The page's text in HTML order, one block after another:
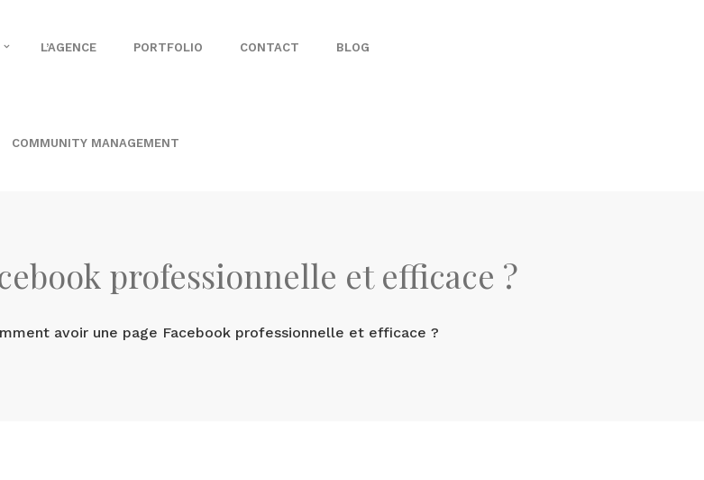
L’AGENCE PORTFOLIO CONTACT BLOG
COMMUNITY MANAGEMENT
professionnelle et efficace ?
avoir une page Facebook professionnelle et efficace ?